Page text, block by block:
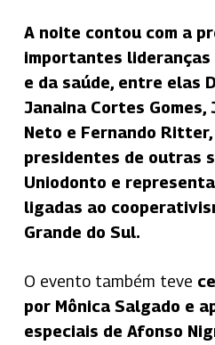
A noite contou com a
importantes
e da saúde, entre elas
Janaina Cortes Gomes,
Neto e Fernando Ritter,
presidentes de outras
Uniodonto e
ligadas ao
Grande do Sul.
O evento também teve
por Mônica Salgado e
especiais de Afonso